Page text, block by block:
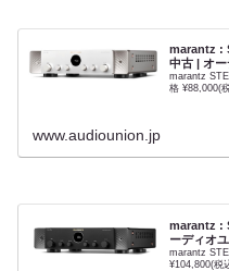
marantz :
中古 | オ
marantz
格 ¥88,000(
www.audiounion.jp
marantz :
ーディオ
marantz
¥104,800(税